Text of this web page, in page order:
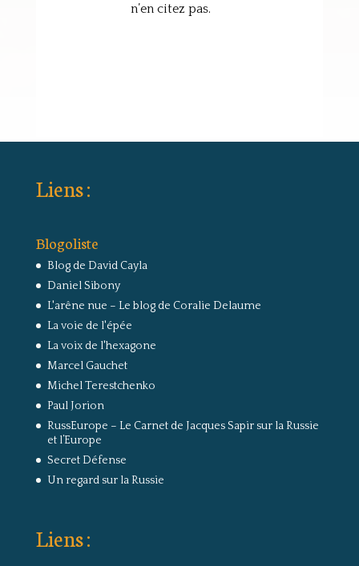
n’en citez pas.
Liens :
Blogoliste
Blog de David Cayla
Daniel Sibony
L'arêne nue – Le blog de Coralie Delaume
La voie de l'épée
La voix de l'hexagone
Marcel Gauchet
Michel Terestchenko
Paul Jorion
RussEurope – Le Carnet de Jacques Sapir sur la Russie
et l’Europe
Secret Défense
Un regard sur la Russie
Liens :